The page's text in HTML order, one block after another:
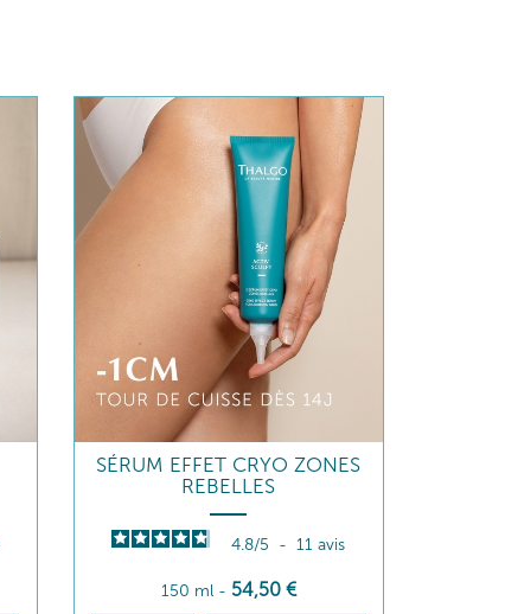
SÉRUM EFFET CRYO ZONES
REBELLES
4.8/5 - 11avis
150 ml - 54,50 €